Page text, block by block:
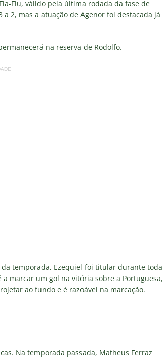
falta de espaço para Moleques de Xerém
Flu, válido pela última rodada da fase de
2, mas a atuação de Agenor foi destacada já
na reserva de Rodolfo.
temporada, Ezequiel foi titular durante toda
marcar um gol na vitória sobre a Portuguesa,
ao fundo e é razoável na marcação.
Na temporada passada, Matheus Ferraz